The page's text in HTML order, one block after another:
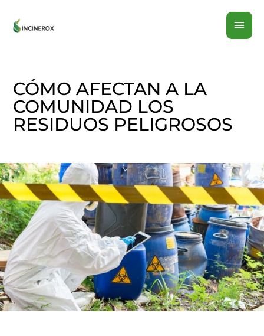
CÓMO AFECTAN A LA
COMUNIDAD LOS
RESIDUOS PELIGROSOS